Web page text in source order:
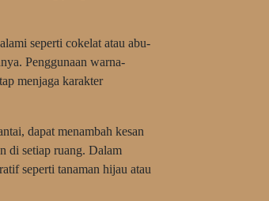
seperti cokelat atau abu-
Penggunaan warna-
menjaga karakter
dapat menambah kesan
di setiap ruang. Dalam
seperti tanaman hijau atau